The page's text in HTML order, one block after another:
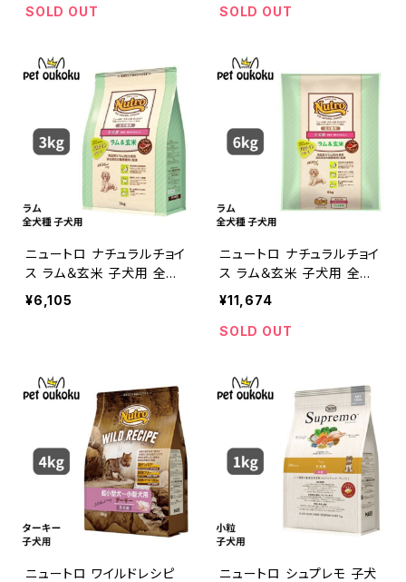
SOLD OUT
SOLD OUT
ニュートロ ナチュラルチョイ
ス ラム＆玄米 子犬用 全犬
種用 3kg 45623587866
¥6,105
ニュートロ ナチュラルチョイ
ス ラム＆玄米 子犬用 全犬
種用 6kg 45623587866
¥11,674
SOLD OUT
ニュートロ ワイルドレシピ
ニュートロ シュプレモ 子犬